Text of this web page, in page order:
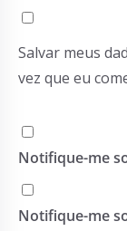
Salvar meus
vez que eu
Notifique-me
Notifique-me